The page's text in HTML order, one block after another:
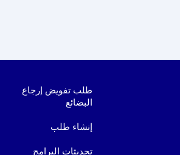
طلب تفويض إرجاع
البضائع
إنشاء طلب
تحديثات البرامج